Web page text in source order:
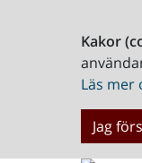
Kakor
Läs mer
Jag